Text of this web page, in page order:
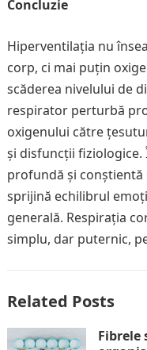
Concluzie
Hiperventilația nu
corp, ci mai puțin
scăderea nivelului de
respirator perturbă
oxigenului către
și disfuncții fiziologice.
profundă și conștientă
sprijină echilibrul
generală. Respirația
simplu, dar puternic,
Related Posts
Fibrele